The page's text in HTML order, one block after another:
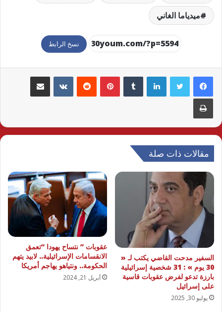
ميدياما الغاني
نسخ الرابط
لينكدإن بينتيريست مشاركة عبر البريد
طباعة
مقالات ذات صلة
السفير مدحت القاضي يكتب لـ «
30 يوم » : 31 شخصية إسرائيلية
بارزة تدعو لفرض عقوبات قاسية
على إسرائيل
يوليو 30, 2025
عقوبات ” نتساح يهودا “تعمق
الانقسامات الإسرائيلية.. لابيد يتهم
الحكومة.. ونتياهو يهاجم أمريكا
أبريل 21, 2024